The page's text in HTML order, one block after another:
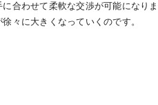
合わせて柔軟な交渉が可能になり
々に大きくなっていくのです。